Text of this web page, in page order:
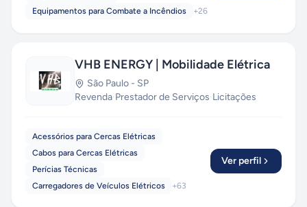
Equipamentos para Combate a Incêndios
+26
VHB ENERGY | Mobilidade Elétrica
São Paulo - SP
Revenda·Prestador de Serviços·Licitações
Acessórios para Cercas Elétricas
Cabos para Cercas Elétricas
Perícias Técnicas
Carregadores de Veículos Elétricos
+63
Ver perfil